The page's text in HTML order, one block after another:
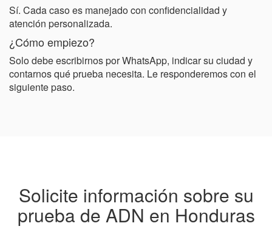
Sí. Cada caso es manejado con confidencialidad y
atención personalizada.
¿Cómo empiezo?
Solo debe escribirnos por WhatsApp, indicar su ciudad y
contarnos qué prueba necesita. Le responderemos con el
siguiente paso.
Solicite información sobre su
prueba de ADN en Honduras